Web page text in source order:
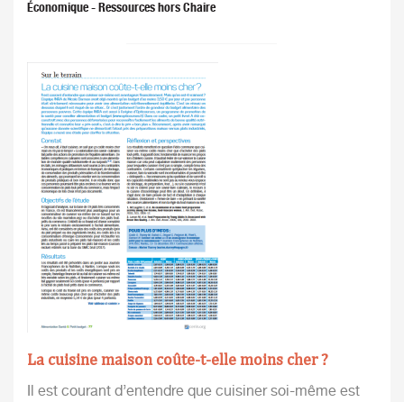
Économique - Ressources hors Chaire
La cuisine maison coûte-t-elle moins cher ?
Il est courant d’entendre que cuisiner soi-même est